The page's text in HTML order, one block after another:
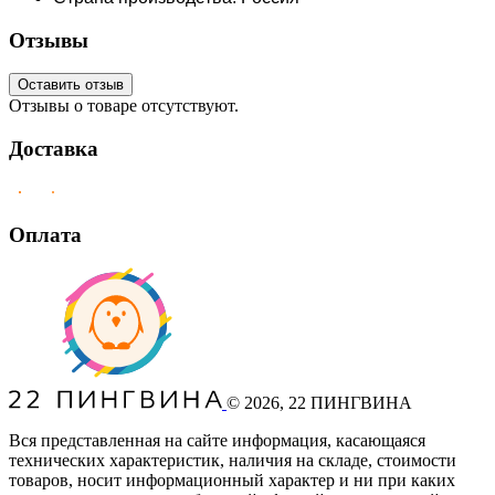
Отзывы
Оставить отзыв
Отзывы о товаре отсутствуют.
Доставка
Оплата
© 2026, 22 ПИНГВИНА
Вся представленная на сайте информация, касающаяся
технических характеристик, наличия на складе, стоимости
товаров, носит информационный характер и ни при каких